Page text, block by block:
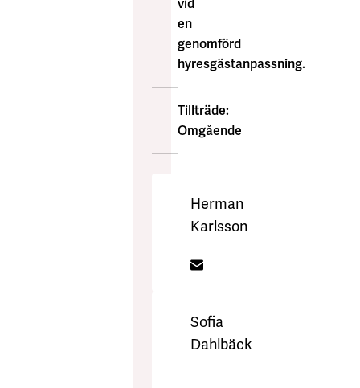
vid
en
genomförd
hyresgästanpassning.
Tillträde:
Omgående
Herman
Karlsson
Sofia
Dahlbäck